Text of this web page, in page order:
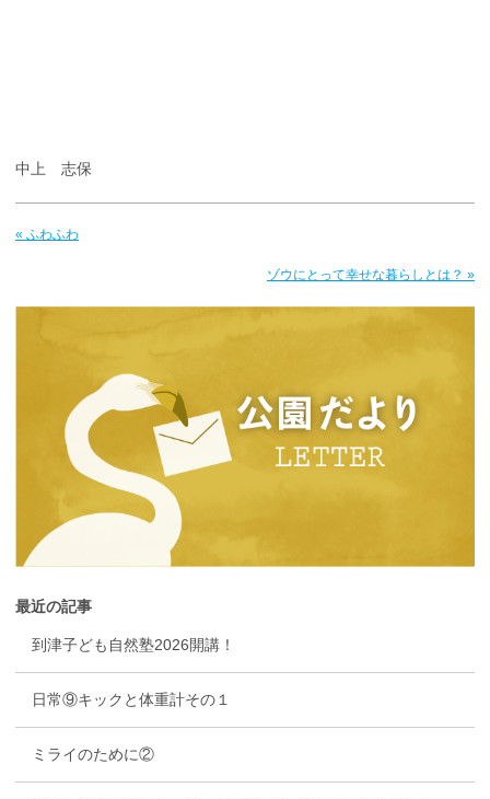
中上 志保
« ふわふわ
ゾウにとって幸せな暮らしとは？ »
最近の記事
到津子ども自然塾2026開講！
日常⑨キックと体重計その１
ミライのために②